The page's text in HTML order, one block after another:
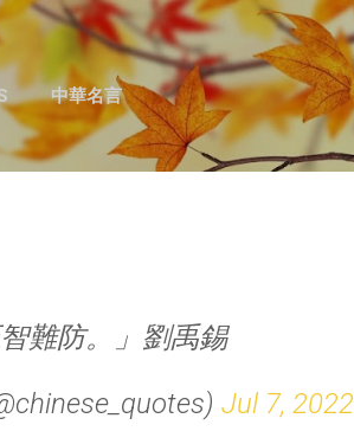
容
中華名言
難防。」劉禹錫
Jul 7, 2022